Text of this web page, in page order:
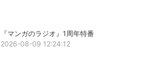
『マンガのラジオ』1周年特番
2026-08-09 12:24:12